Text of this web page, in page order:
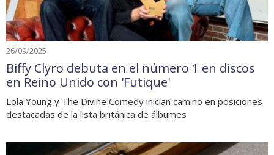
26/09/2025
Biffy Clyro debuta en el número 1 en discos
en Reino Unido con 'Futique'
Lola Young y The Divine Comedy inician camino en posiciones
destacadas de la lista británica de álbumes